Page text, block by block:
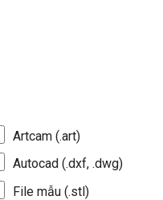
Artcam (.art)
Autocad (.dxf, .dwg)
File mẫu (.stl)